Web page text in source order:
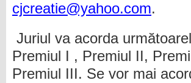
cjcreatie@yahoo.com.
Juriul va acorda
Premiul I , Premiul II,
Premiul III. Se vor mai